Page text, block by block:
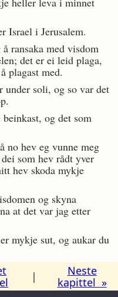
Israel i Jerusalem.
ransaka med visdom
det er ei leid plaga,
plagast med.
under soli, og so var det
og det som
no hev eg vunne meg
som hev rådt yver
hev skoda mykje
og skyna
at det var jag etter
mykje sut, og aukar du
|
Neste
kapittel »